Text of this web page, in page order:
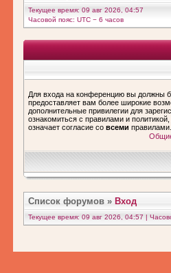
Текущее время: 09 авг 2026, 04:57
Часовой пояс: UTC − 6 часов
Для входа на конференцию вы должны
предоставляет вам более широкие
дополнительные привилегии для
ознакомиться с правилами и
означает согласие со всеми правилами.
Список форумов » Вход
Текущее время: 09 авг 2026, 04:57 |